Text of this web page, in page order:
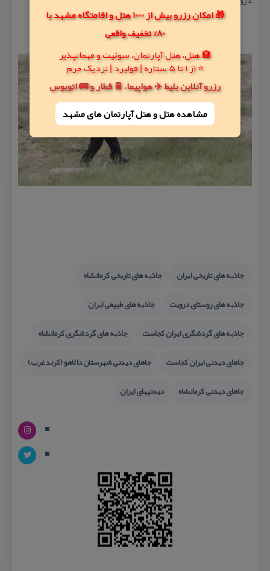
🎁 امکان رزرو بیش از 1000 هتل و اقامتگاه مشهد با
80% تخفیف واقعی
🏨 هتل، هتل آپارتمان، سوئیت و مهمانپذیر
⭐ از 1 تا 5 ستاره | فولبرد | نزدیک حرم
رزرو آنلاین بلیط ✈️ هواپیما، 🚆 قطار و 🚌 اتوبوس
مشاهده هتل و هتل‌ آپارتمان های مشهد
جاذبه های تاریخی ایران
جاذبه های تاریخی كرمانشاه
جاذبه های روستای درویت
جاذبه های طبیعی ایران
جاذبه های گردشگری ایران كجاست
جاذبه های گردشگری كرمانشاه
جاهای دیدنی ایران كجاست
جاهای دیدنی شهرستان دالاهو (كرند غرب)
جاهای دیدنی كرمانشاه
دیدنیهای ایران